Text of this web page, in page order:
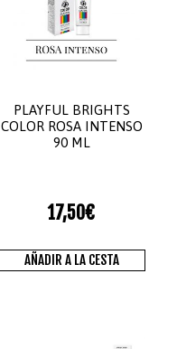
PLAYFUL BRIGHTS
COLOR ROSA INTENSO
90 ML
17,50€
AÑADIR A LA CESTA